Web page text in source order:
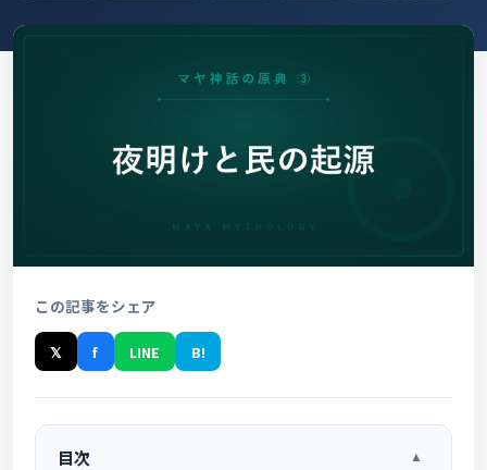
この記事をシェア
𝕏 f LINE B!
目次 ▲